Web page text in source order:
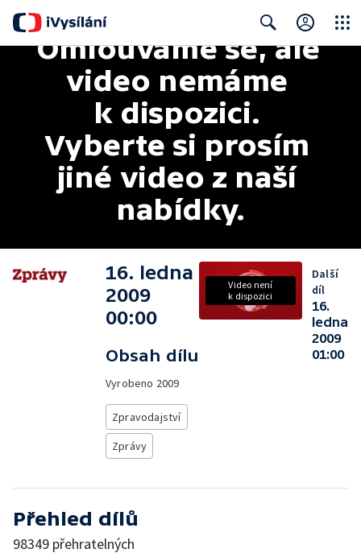
Search
Omlouváme se, ale
video nemáme
k dispozici.
Vyberte si prosím
jiné video z naší
nabídky.
16. ledna
2009
00:00
Obsah dílu
Vyrobeno 2009
Zpravodajství
Zprávy
Video není
k dispozici
Další
díl
16.
ledna
2009
01:00
Přehled dílů
98349 přehratelných